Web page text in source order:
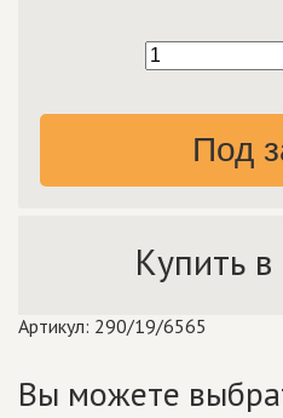
Под
Купить
Артикул: 290/19/6565
Вы можете